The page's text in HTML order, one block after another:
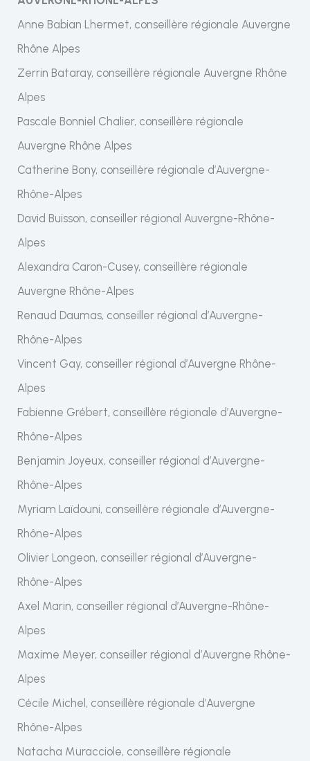
Anne Babian Lhermet, conseillère régionale Auvergne
Rhône Alpes
Zerrin Bataray, conseillère régionale Auvergne Rhône
Alpes
Pascale Bonniel Chalier, conseillère régionale
Auvergne Rhône Alpes
Catherine Bony, conseillère régionale d’Auvergne-
Rhône-Alpes
David Buisson, conseiller régional Auvergne-Rhône-
Alpes
Alexandra Caron-Cusey, conseillère régionale
Auvergne Rhône-Alpes
Renaud Daumas, conseiller régional d’Auvergne-
Rhône-Alpes
Vincent Gay, conseiller régional d’Auvergne Rhône-
Alpes
Fabienne Grébert, conseillère régionale d’Auvergne-
Rhône-Alpes
Benjamin Joyeux, conseiller régional d’Auvergne-
Rhône-Alpes
Myriam Laïdouni, conseillère régionale d’Auvergne-
Rhône-Alpes
Olivier Longeon, conseiller régional d’Auvergne-
Rhône-Alpes
Axel Marin, conseiller régional d’Auvergne-Rhône-
Alpes
Maxime Meyer, conseiller régional d’Auvergne Rhône-
Alpes
Cécile Michel, conseillère régionale d’Auvergne
Rhône-Alpes
Natacha Muracciole, conseillère régionale